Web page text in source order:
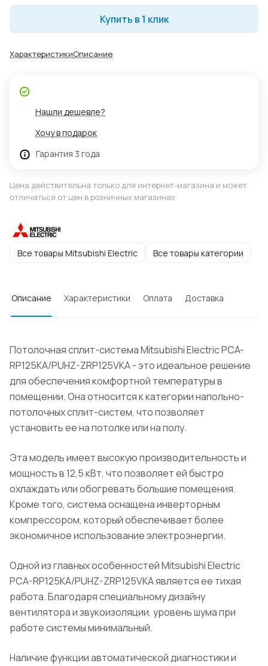
Купить в 1 клик
ХарактеристикиОписание
Нашли дешевле?
Хочу в подарок
Гарантия 3 года
Цена действительна только для интернет-магазина и может
отличаться от цен в розничных магазинах
Все товары Mitsubishi Electric Все товары категории
Описание Характеристики Оплата Доставка
Потолочная сплит-система Mitsubishi Electric PCA-
RP125KA/PUHZ-ZRP125VKA - это идеальное решение
для обеспечения комфортной температуры в
помещении. Она относится к категории напольно-
потолочных сплит-систем, что позволяет
установить ее на потолке или на полу.
Эта модель имеет высокую производительность и
мощность в 12,5 кВт, что позволяет ей быстро
охлаждать или обогревать большие помещения.
Кроме того, система оснащена инверторным
компрессором, который обеспечивает более
экономичное использование электроэнергии.
Одной из главных особенностей Mitsubishi Electric
PCA-RP125KA/PUHZ-ZRP125VKA является ее тихая
работа. Благодаря специальному дизайну
вентилятора и звукоизоляции, уровень шума при
работе системы минимальный.
Наличие функции автоматической диагностики и